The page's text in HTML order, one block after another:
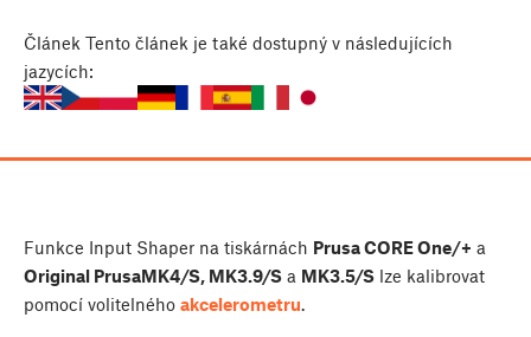
Článek Tento článek je také dostupný v následujících
jazycích:
Funkce Input Shaper na tiskárnách Prusa CORE One/+ a
Original PrusaMK4/S, MK3.9/S a MK3.5/S lze kalibrovat
pomocí volitelného akcelerometru.